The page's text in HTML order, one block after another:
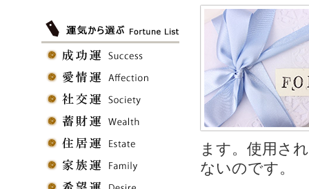
ます。使用さ
ないのです。